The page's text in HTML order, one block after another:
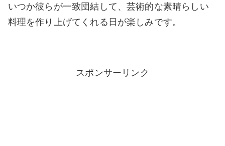
いつか彼らが一致団結して、芸術的な素晴らしい
料理を作り上げてくれる日が楽しみです。
スポンサーリンク